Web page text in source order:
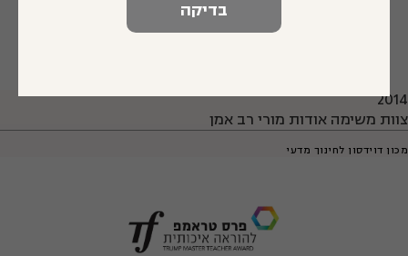
2014
צוות משימה אודות מורי רב אמן
מכון דוידסון לחינוך מדעי